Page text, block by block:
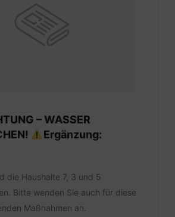
– WASSER
Ergänzung:
die Haushalte 7, 3 und 5
Bitte wenden Sie auch für diese
Maßnahmen an.